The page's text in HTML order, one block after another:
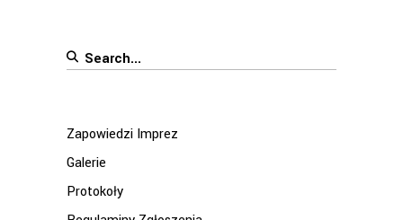
Search
Zapowiedzi Imprez
Galerie
Protokoły